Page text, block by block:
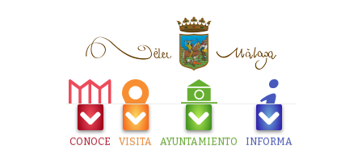
CONOCE VISITA AYUNTAMIENTO INFORMA